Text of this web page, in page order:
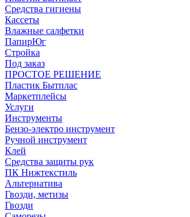
Средства гигиены
Кассеты
Влажные салфетки
ПапирЮг
Стройка
Под заказ
ПРОСТОЕ РЕШЕНИЕ
Пластик Бытплас
Маркетплейсы
Услуги
Инструменты
Бензо-электро инструмент
Ручной инструмент
Клей
Средства защиты рук
ПК Нижтекстиль
Альтернатива
Гвозди, метизы
Гвозди